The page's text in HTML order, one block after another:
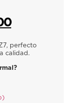
perfecto
calidad.